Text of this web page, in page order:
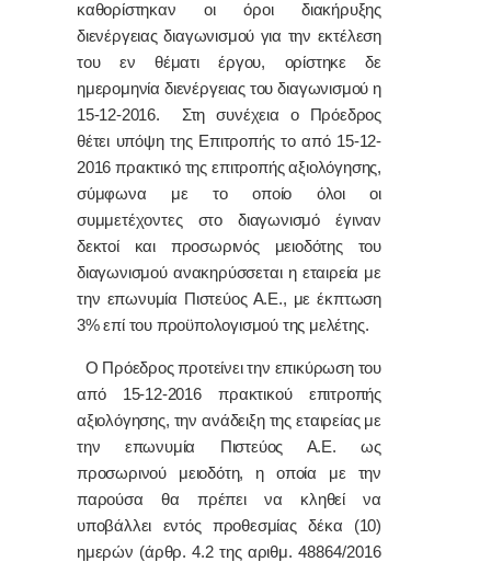
καθορίστηκαν οι όροι διακήρυξης
διενέργειας διαγωνισμού για την εκτέλεση
του εν θέματι έργου, ορίστηκε δε
ημερομηνία διενέργειας του διαγωνισμού η
15-12-2016. Στη συνέχεια ο Πρόεδρος
θέτει υπόψη της Επιτροπής το από 15-12-
2016 πρακτικό της επιτροπής αξιολόγησης,
σύμφωνα με το οποίο όλοι οι
συμμετέχοντες στο διαγωνισμό έγιναν
δεκτοί και προσωρινός μειοδότης του
διαγωνισμού ανακηρύσσεται η εταιρεία με
την επωνυμία Πιστεύος Α.Ε., με έκπτωση
3% επί του προϋπολογισμού της μελέτης.
Ο Πρόεδρος προτείνει την επικύρωση του
από 15-12-2016 πρακτικού επιτροπής
αξιολόγησης, την ανάδειξη της εταιρείας με
την επωνυμία Πιστεύος Α.Ε. ως
προσωρινού μειοδότη, η οποία με την
παρούσα θα πρέπει να κληθεί να
υποβάλλει εντός προθεσμίας δέκα (10)
ημερών (άρθρ. 4.2 της αριθμ. 48864/2016